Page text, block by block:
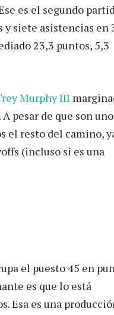
es el segundo
y siete asistencias en
23,3 puntos, 5,3
Murphy III
pesar de que son
el resto del camino,
(incluso si es una
el puesto 45 en
es que lo está
Esa es una